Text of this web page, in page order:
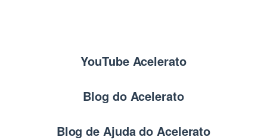
YouTube Acelerato
Blog do Acelerato
Blog de Ajuda do Acelerato